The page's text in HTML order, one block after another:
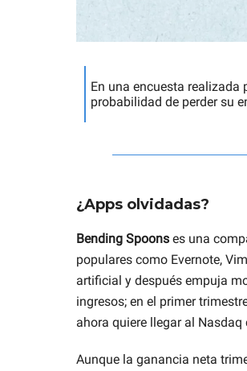
En una encuesta realizada
probabilidad de perder su
¿Apps olvidadas?
Bending Spoons es una
populares como Evernote,
artificial y después empuja
ingresos; en el primer
ahora quiere llegar al
Aunque la ganancia neta